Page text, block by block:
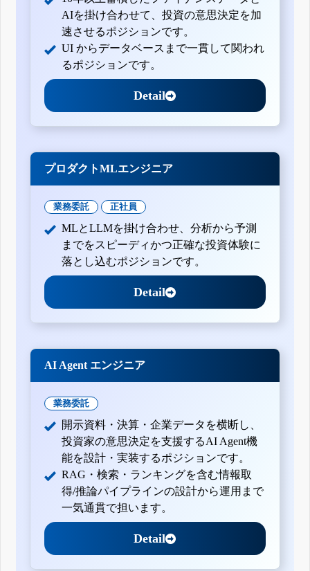
AIを掛け合わせて、投資の意思決定を加
速させるポジションです。
UI からデータベースまで一貫して関われ
るポジションです。
Detail
プロダクトMLエンジニア
業務委託 正社員
MLとLLMを掛け合わせ、分析から予測
までをスピーディかつ正確な投資体験に
落とし込むポジションです。
Detail
AI Agent エンジニア
業務委託
開示資料・決算・企業データを横断し、
投資家の意思決定を支援するAI Agent機
能を設計・実装するポジションです。
RAG・検索・ランキングを含む情報取
得/推論パイプラインの設計から運用まで
一気通貫で担います。
Detail